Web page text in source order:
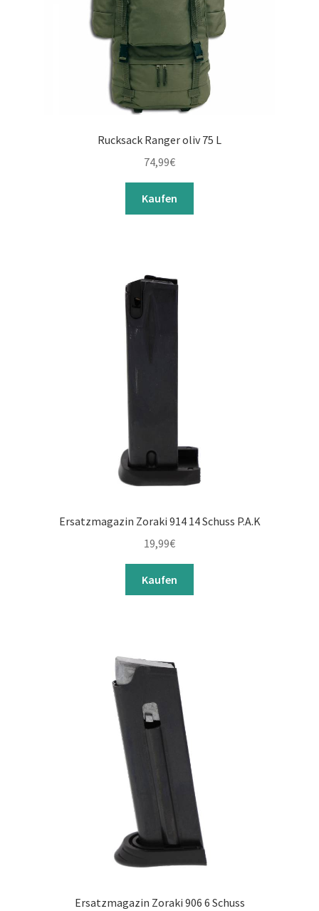
Rucksack Ranger oliv 75 L
74,99€
Kaufen
Ersatzmagazin Zoraki 914 14 Schuss P.A.K
19,99€
Kaufen
Ersatzmagazin Zoraki 906 6 Schuss